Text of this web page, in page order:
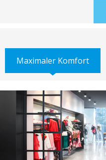
Maximaler Komfort